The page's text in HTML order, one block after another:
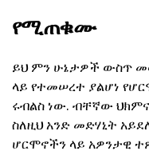
የሚጠቁሙ
ይህ ምን ሁኔታዎች ውስጥ
ላይ የተመሠረተ ያልሆነ
ሩብልስ ነው. ብቸኛው
ስለዚህ አንድ መድሃኒት
ሆርሞኖችን ላይ አዎንታዊ